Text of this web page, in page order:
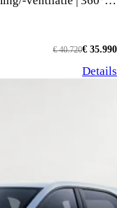
€ 35.990
€ 40.720
Details